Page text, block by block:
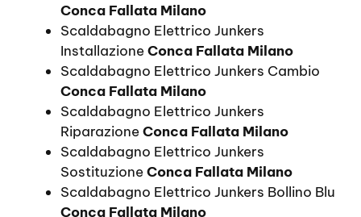
Conca Fallata Milano
Scaldabagno Elettrico Junkers
InstallazioneConca Fallata Milano
Scaldabagno Elettrico Junkers Cambio
Conca Fallata Milano
Scaldabagno Elettrico Junkers
RiparazioneConca Fallata Milano
Scaldabagno Elettrico Junkers
SostituzioneConca Fallata Milano
Scaldabagno Elettrico Junkers Bollino Blu
Conca Fallata Milano